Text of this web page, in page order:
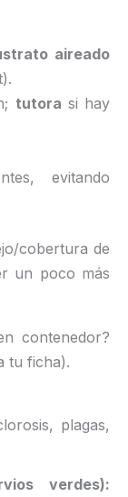
aireado
tutora si hay
evitando
cobertura de
un poco más
contenedor?
tu ficha).
plagas,
verdes):